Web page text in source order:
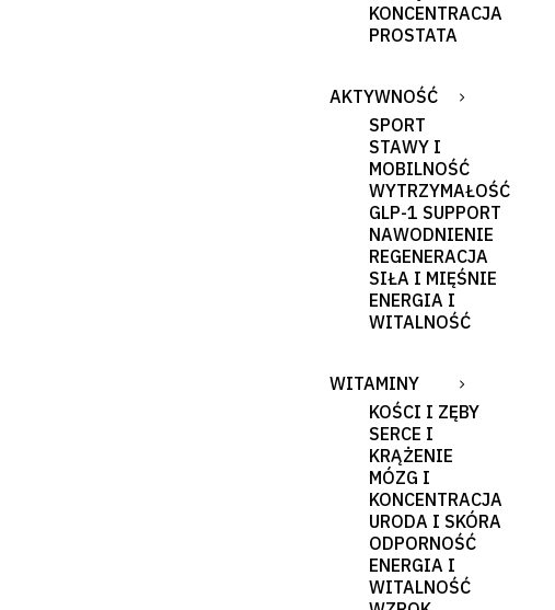
KONCENTRACJA
PROSTATA
AKTYWNOŚĆ
SPORT
STAWY I
MOBILNOŚĆ
WYTRZYMAŁOŚĆ
GLP-1 SUPPORT
NAWODNIENIE
REGENERACJA
SIŁA I MIĘŚNIE
ENERGIA I
WITALNOŚĆ
WITAMINY
KOŚCI I ZĘBY
SERCE I
KRĄŻENIE
MÓZG I
KONCENTRACJA
URODA I SKÓRA
ODPORNOŚĆ
ENERGIA I
WITALNOŚĆ